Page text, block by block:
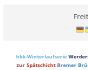
hkk-Winterlaufserie
zur Spätschicht Bremer